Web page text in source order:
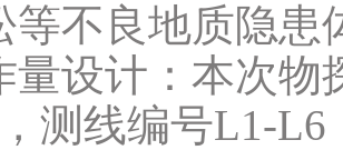
等不良地质隐患
量设计：本次物
测线编号L1-